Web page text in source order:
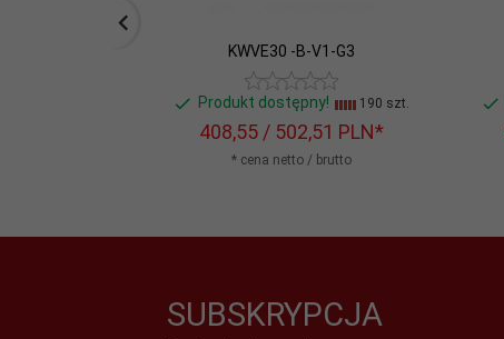
KWVE30 -B-V1-G3
Produkt dostępny! 190 szt.
408,55 / 502,51 PLN*
* cena netto / brutto
SUBSKRYPCJA